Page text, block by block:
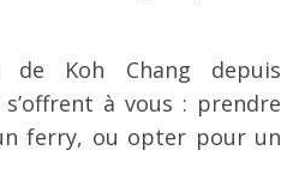
de Koh Chang depuis
à vous : prendre
ferry, ou opter pour un